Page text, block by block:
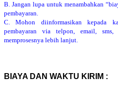
B. Jangan lupa untuk menambahkan
pembayaran.
C. Mohon diinformasikan kepada
pembayaran via telpon, email,
memprosesnya lebih lanjut.
BIAYA DAN WAKTU KIRIM :